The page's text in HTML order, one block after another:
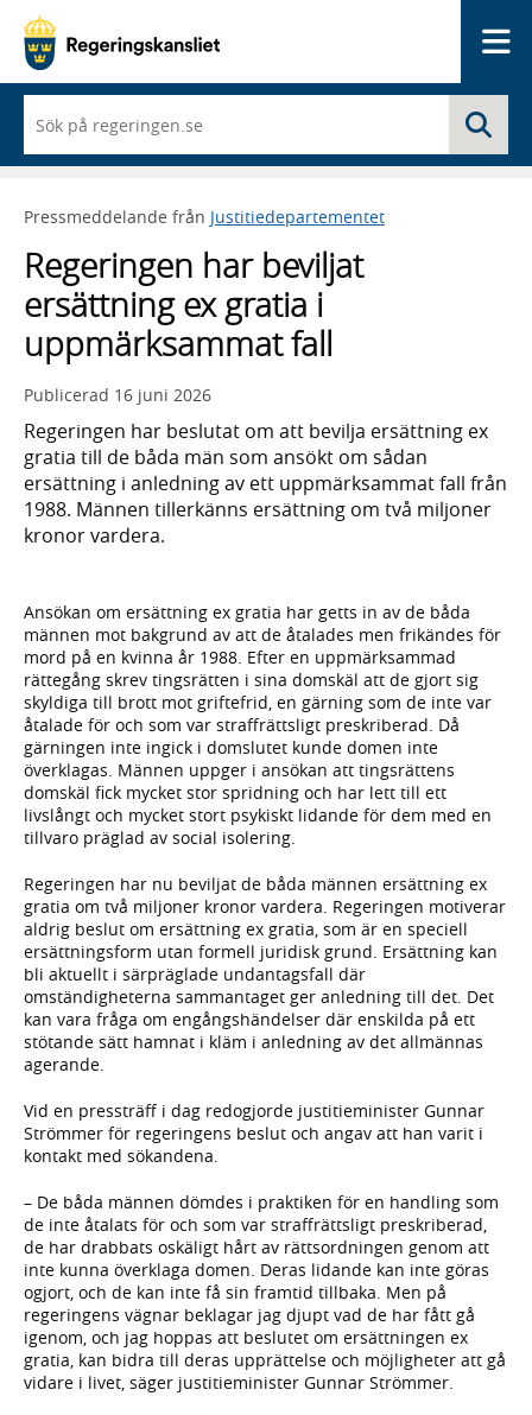
du
börjar
skriva
framträder
lista
med
sökförslag
Pressmeddelande från Justitiedepartementet
Regeringen har beviljat
ersättning ex gratia i
uppmärksammat fall
Publicerad 16 juni 2026
Regeringen har beslutat om att bevilja ersättning ex
gratia till de båda män som ansökt om sådan
ersättning i anledning av ett uppmärksammat fall från
1988. Männen tillerkänns ersättning om två miljoner
kronor vardera.
Ansökan om ersättning ex gratia har getts in av de båda
männen mot bakgrund av att de åtalades men frikändes för
mord på en kvinna år 1988. Efter en uppmärksammad
rättegång skrev tingsrätten i sina domskäl att de gjort sig
skyldiga till brott mot griftefrid, en gärning som de inte var
åtalade för och som var straffrättsligt preskriberad. Då
gärningen inte ingick i domslutet kunde domen inte
överklagas. Männen uppger i ansökan att tingsrättens
domskäl fick mycket stor spridning och har lett till ett
livslångt och mycket stort psykiskt lidande för dem med en
tillvaro präglad av social isolering.
Regeringen har nu beviljat de båda männen ersättning ex
gratia om två miljoner kronor vardera. Regeringen motiverar
aldrig beslut om ersättning ex gratia, som är en speciell
ersättningsform utan formell juridisk grund. Ersättning kan
bli aktuellt i särpräglade undantagsfall där
omständigheterna sammantaget ger anledning till det. Det
kan vara fråga om engångshändelser där enskilda på ett
stötande sätt hamnat i kläm i anledning av det allmännas
agerande.
Vid en pressträff i dag redogjorde justitieminister Gunnar
Strömmer för regeringens beslut och angav att han varit i
kontakt med sökandena.
– De båda männen dömdes i praktiken för en handling som
de inte åtalats för och som var straffrättsligt preskriberad,
de har drabbats oskäligt hårt av rättsordningen genom att
inte kunna överklaga domen. Deras lidande kan inte göras
ogjort, och de kan inte få sin framtid tillbaka. Men på
regeringens vägnar beklagar jag djupt vad de har fått gå
igenom, och jag hoppas att beslutet om ersättningen ex
gratia, kan bidra till deras upprättelse och möjligheter att gå
vidare i livet, säger justitieminister Gunnar Strömmer.